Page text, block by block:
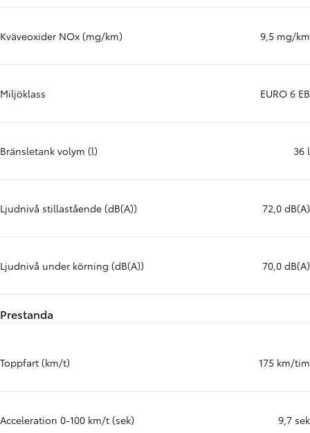
Kväveoxider NOx (mg/km) 9,5 mg/km
Miljöklass EURO 6 EB
Bränsletank volym (l) 36 l
Ljudnivå stillastående (dB(A)) 72,0 dB(A)
Ljudnivå under körning (dB(A)) 70,0 dB(A)
Prestanda
Toppfart (km/t) 175 km/tim
Acceleration 0-100 km/t (sek) 9,7 sek